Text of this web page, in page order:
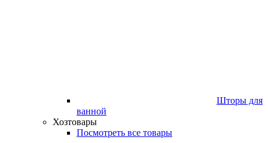
Шторы для
ванной
Хозтовары
Посмотреть все товары